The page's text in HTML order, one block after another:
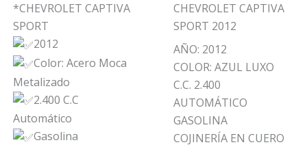
*CHEVROLET CAPTIVA
SPORT
2012
Color: Acero Moca
Metalizado
2.400 C.C
Automático
Gasolina
CHEVROLET CAPTIVA
SPORT 2012
AÑO: 2012
COLOR: AZUL LUXO
C.C. 2.400
AUTOMÁTICO
GASOLINA
COJINERÍA EN CUERO